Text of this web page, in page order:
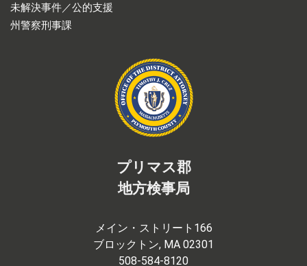
未解決事件／公的支援
州警察刑事課
プリマス郡
地方検事局
メイン・ストリート166
ブロックトン, MA 02301
508-584-8120